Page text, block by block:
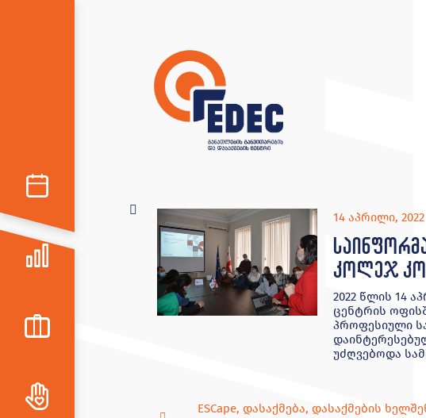
14 აპრილი, 2022
კოლეჯ
2022 წლის 14
ცენტრის
პროფესიული
უძღვებოდა
ESCape, დასაქმება, დასაქმების